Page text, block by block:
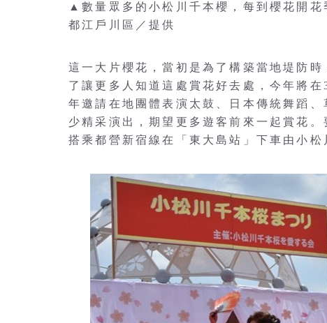
▲數量眾多的小松川千本櫻，每到櫻花開
都江戶川區／提供
這一大片櫻花，當初是為了構築當地堤防
了讓更多人知道這處賞花好去處，今年將
年邀請在地團體表演太鼓、日本傳統舞蹈
少精采演出，期望更多遊客前來一起賞花
搭乘都營新宿線在「東大島站」下車由小松